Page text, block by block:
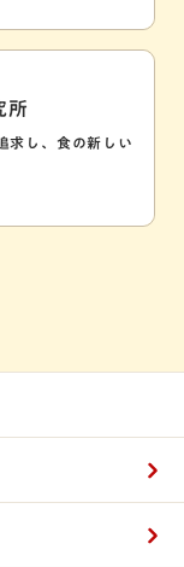
所
求し、食の新しい